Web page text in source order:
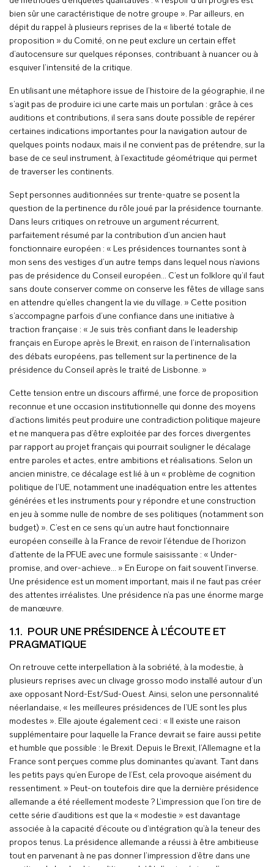
bien sûr une caractéristique de notre groupe ». Par ailleurs, en
dépit du rappel à plusieurs reprises de la « liberté totale de
proposition » du Comité, on ne peut exclure un certain effet
d’autocensure sur quelques réponses, contribuant à nuancer ou à
esquiver l’intensité de la critique.
En utilisant une métaphore issue de l’histoire de la géographie, il ne
s’agit pas de produire ici une carte mais un portulan : grâce à ces
auditions et contributions, il sera sans doute possible de repérer
certaines indications importantes pour la navigation autour de
quelques points nodaux, mais il ne convient pas de prétendre, sur la
base de ce seul instrument, à l’exactitude géométrique qui permet
de traverser les continents.
Sept personnes auditionnées sur trente-quatre se posent la
question de la pertinence du rôle joué par la présidence tournante.
Dans leurs critiques on retrouve un argument récurrent,
parfaitement résumé par la contribution d’un ancien haut
fonctionnaire européen : « Les présidences tournantes sont à
mon sens des vestiges d’un autre temps dans lequel nous n’avions
pas de présidence du Conseil européen… C’est un folklore qu’il faut
sans doute conserver comme on conserve les fêtes de village sans
en attendre qu’elles changent la vie du village. » Cette position
s’accompagne parfois d’une confiance dans une initiative à
traction française : « Je suis très confiant dans le leadership
français en Europe après le Brexit, en raison de l’internalisation
des débats européens, pas tellement sur la pertinence de la
présidence du Conseil après le traité de Lisbonne. »
Cette tension entre un discours affirmé, une force de proposition
reconnue et une occasion institutionnelle qui donne des moyens
d’actions limités peut produire une contradiction politique majeure
et ne manquera pas d’être exploitée par des forces divergentes
par rapport au projet français qui pourrait souligner le décalage
entre paroles et actes, entre ambitions et réalisations. Selon un
ancien ministre, ce décalage est lié à un « problème de cognition
politique de l’UE, notamment une inadéquation entre les attentes
générées et les instruments pour y répondre et une construction
en jeu à somme nulle de nombre de ses politiques (notamment son
budget) ». C’est en ce sens qu’un autre haut fonctionnaire
européen conseille à la France de revoir l’étendue de l’horizon
d’attente de la PFUE avec une formule saisissante : « Under-
promise, and over-achieve… » En Europe on fait souvent l’inverse.
Une présidence est un moment important, mais il ne faut pas créer
des attentes irréalistes. Une présidence n’a pas une énorme marge
de manœuvre.
1.1. POUR UNE PRÉSIDENCE À L’ÉCOUTE ET
PRAGMATIQUE
On retrouve cette interpellation à la sobriété, à la modestie, à
plusieurs reprises avec un clivage grosso modo installé autour d’un
axe opposant Nord-Est/Sud-Ouest. Ainsi, selon une personnalité
néerlandaise, « les meilleures présidences de l’UE sont les plus
modestes ». Elle ajoute également ceci : « Il existe une raison
supplémentaire pour laquelle la France devrait se faire aussi petite
et humble que possible : le Brexit. Depuis le Brexit, l’Allemagne et la
France sont perçues comme plus dominantes qu’avant. Tant dans
les petits pays qu’en Europe de l’Est, cela provoque aisément du
ressentiment. » Peut-on toutefois dire que la dernière présidence
allemande a été réellement modeste ? L’impression que l’on tire de
cette série d’auditions est que la « modestie » est davantage
associée à la capacité d’écoute ou d’intégration qu’à la teneur des
propos tenus. La présidence allemande a réussi à être ambitieuse
tout en parvenant à ne pas donner l’impression d’être dans une